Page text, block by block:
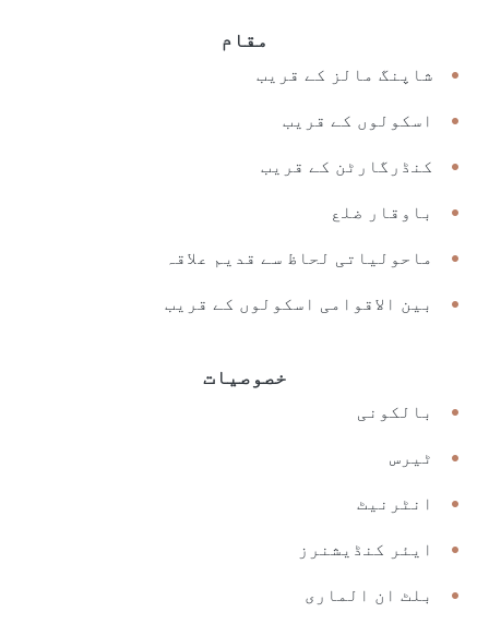
مقام
شاپنگ مالز کے قریب
اسکولوں کے قریب
کنڈرگارٹن کے قریب
باوقار ضلع
ماحولیاتی لحاظ سے قدیم علاقہ
بین الاقوامی اسکولوں کے قریب
خصوصیات
بالکونی
ٹیرس
انٹرنیٹ
ایئر کنڈیشنرز
بلٹ ان الماری